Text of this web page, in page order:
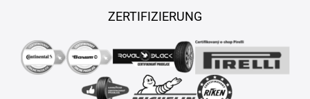
ZERTIFIZIERUNG